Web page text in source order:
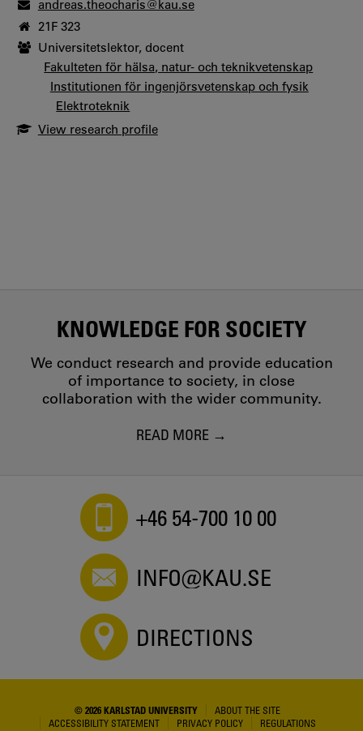
andreas.theocharis@kau.se
21F 323
Universitetslektor, docent
Fakulteten för hälsa, natur- och teknikvetenskap
Institutionen för ingenjörsvetenskap och fysik
Elektroteknik
View research profile
KNOWLEDGE FOR SOCIETY
We conduct research and provide education
of importance to society, in close
collaboration with the wider community.
READ MORE
+46 54-700 10 00
INFO@KAU.SE
DIRECTIONS
© 2026 KARLSTAD UNIVERSITY
ABOUT THE SITE
ACCESSIBILITY STATEMENT
PRIVACY POLICY REGULATIONS